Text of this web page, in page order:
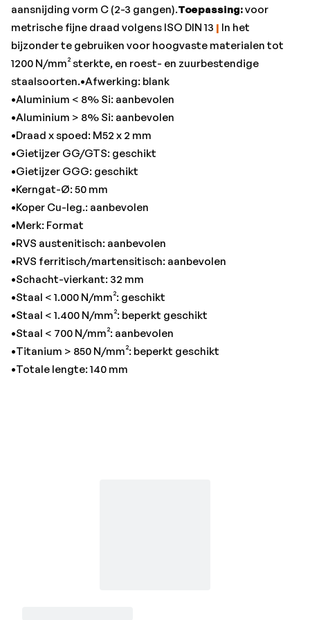
•Schacht-vierkant: 32 mm
•Staal < 1.000 N/mm²: geschikt
•Staal < 1.400 N/mm²: beperkt geschikt
•Staal < 700 N/mm²: aanbevolen
•Titanium > 850 N/mm²: beperkt geschikt
•Totale lengte: 140 mm
aansnijding vorm C (2-3 gangen).Toepassing:voor
metrische fijne draad volgens ISO DIN 13 | In het
bijzonder te gebruiken voor hoogvaste materialen tot
1200 N/mm² sterkte, en roest- en zuurbestendige
staalsoorten.•Afwerking: blank
•Aluminium < 8% Si: aanbevolen
•Aluminium > 8% Si: aanbevolen
•Draad x spoed: M52 x 2 mm
•Gietijzer GG/GTS: geschikt
•Gietijzer GGG: geschikt
•Kerngat-Ø: 50 mm
•Koper Cu-leg.: aanbevolen
•Merk: Format
•RVS austenitisch: aanbevolen
•RVS ferritisch/martensitisch: aanbevolen
•Schacht-vierkant: 32 mm
•Staal < 1.000 N/mm²: geschikt
•Staal < 1.400 N/mm²: beperkt geschikt
•Staal < 700 N/mm²: aanbevolen
•Titanium > 850 N/mm²: beperkt geschikt
•Totale lengte: 140 mm